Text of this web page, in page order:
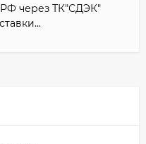
через ТК"СДЭК"